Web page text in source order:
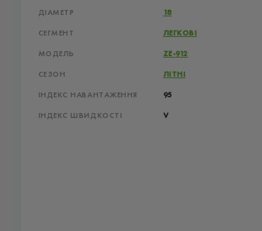
ДІАМЕТР 18
СЕГМЕНТ ЛЕГКОВІ
МОДЕЛЬ ZE-912
СЕЗОН ЛІТНІ
ІНДЕКС НАВАНТАЖЕННЯ 95
ІНДЕКС ШВИДКОСТІ V